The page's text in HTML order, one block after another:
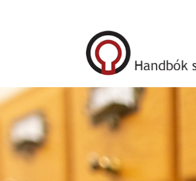
Skráning
MARC21 bókfræði
0XX - Kóði, flokkstala o.fl.
1XX - Höfuðábyrgð